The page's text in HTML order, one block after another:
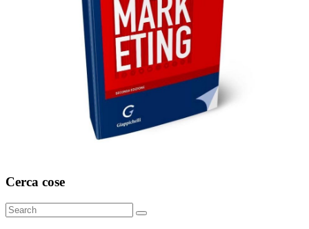
Cerca cose
Search
for:
Search